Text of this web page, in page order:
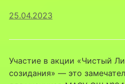
25.04.2023
Участие в акции «Чистый
созидания» — это